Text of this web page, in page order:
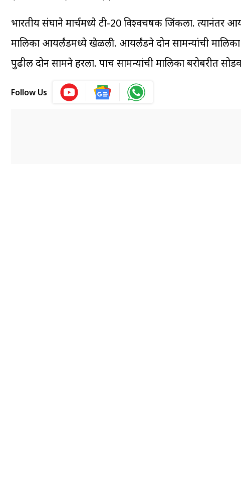
भारतीय संघाने मार्चमध्ये टी-20 विश्वचषक जिंकला.
मालिका आयर्लंडमध्ये खेळली. आयर्लंडने दोन सामन्यांची
पुढील दोन सामने हरला. पाच सामन्यांची मालिका बरोबरीत
Follow Us